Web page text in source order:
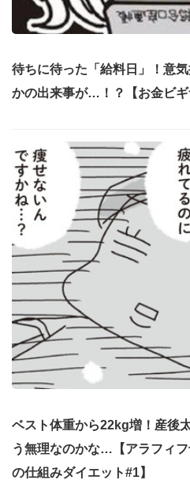
待ちに待った「給料日」！意
かの出来事が…！？【お金ビギ
ベスト体重から22kg増！産後
う無理なのかな…【アラフィ
の仕組みダイエット#1】